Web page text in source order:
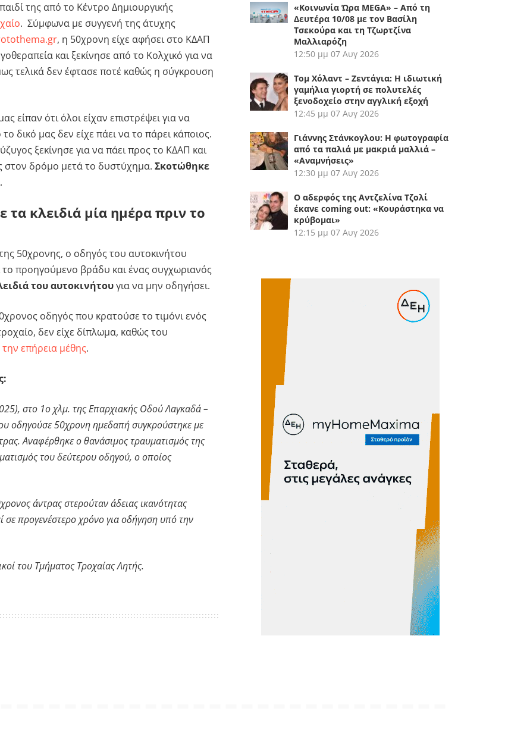
της από το Κέντρο Δημιουργικής
. Σύμφωνα με συγγενή της άτυχης
, η 50χρονη είχε αφήσει στο ΚΔΑΠ
και ξεκίνησε από το Κολχικό για να
τελικά δεν έφτασε ποτέ καθώς η σύγκρουση
είπαν ότι όλοι είχαν επιστρέψει για να
δικό μας δεν είχε πάει να το πάρει κάποιος.
ξεκίνησε για να πάει προς το ΚΔΑΠ και
στον δρόμο μετά το δυστύχημα. Σκοτώθηκε
τα κλειδιά μία ημέρα πριν το
50χρονης, ο οδηγός του αυτοκινήτου
το προηγούμενο βράδυ και ένας συγχωριανός
του αυτοκινήτουγια να μην οδηγήσει.
οδηγός που κρατούσε το τιμόνι ενός
δεν είχε δίπλωμα, καθώς του
επήρεια μέθης.
στο 1ο χλμ. της Επαρχιακής Οδού Λαγκαδά –
οδηγούσε 50χρονη ημεδαπή συγκρούστηκε με
Αναφέρθηκε ο θανάσιμος τραυματισμός της
του δεύτερου οδηγού, ο οποίος
άντρας στερούταν άδειας ικανότητας
σε προγενέστερο χρόνο για οδήγηση υπό την
του Τμήματος Τροχαίας Λητής.
«Κοινωνία Ώρα MEGA» – Από τη
Δευτέρα 10/08 με τον Βασίλη
Τσεκούρα και τη Τζωρτζίνα
Μαλλιαρόζη
12:50 μμ 07 Αυγ 2026
Τομ Χόλαντ – Ζεντάγια: Η ιδιωτική
γαμήλια γιορτή σε πολυτελές
ξενοδοχείο στην αγγλική εξοχή
12:45 μμ 07 Αυγ 2026
Γιάννης Στάνκογλου: Η φωτογραφία
από τα παλιά με μακριά μαλλιά –
«Αναμνήσεις»
12:30 μμ 07 Αυγ 2026
Ο αδερφός της Αντζελίνα Τζολί
έκανε coming out: «Κουράστηκα να
κρύβομαι»
12:15 μμ 07 Αυγ 2026